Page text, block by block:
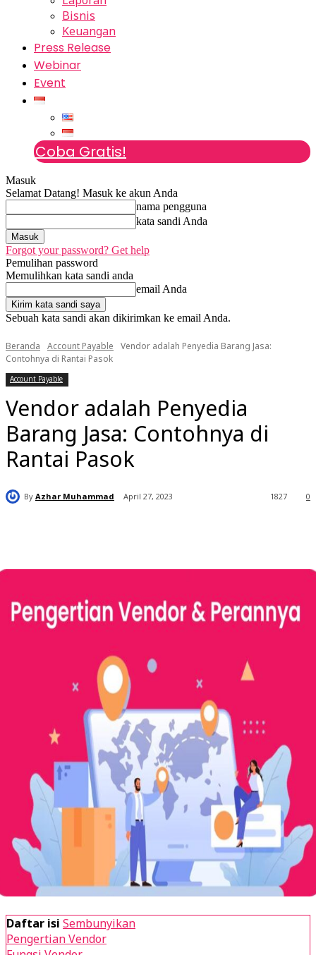
Bisnis
Keuangan
Press Release
Webinar
Event
Coba Gratis!
Masuk
Selamat Datang! Masuk ke akun Anda
nama pengguna
kata sandi Anda
Forgot your password? Get help
Pemulihan password
Memulihkan kata sandi anda
email Anda
Sebuah kata sandi akan dikirimkan ke email Anda.
Beranda Account Payable
Vendor adalah Penyedia Barang Jasa:
Contohnya di Rantai Pasok
Account Payable
Vendor adalah Penyedia
Barang Jasa: Contohnya di
Rantai Pasok
By Azhar Muhammad April 27, 2023 0
1827
Daftar isi Sembunyikan
Pengertian Vendor